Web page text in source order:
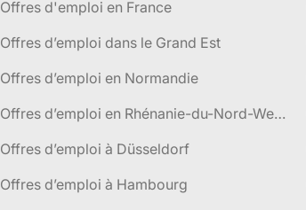
Offres d'emploi en France
Offres d’emploi dans le Grand Est
Offres d’emploi en Normandie
Offres d’emploi en Rhénanie-du-Nord-Westphalie
Offres d’emploi à Düsseldorf
Offres d’emploi à Hambourg